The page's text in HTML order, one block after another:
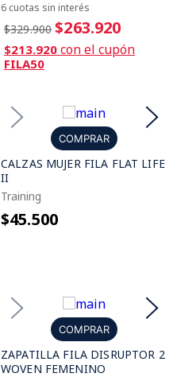
6 cuotas sin interés
$329.900 $263.920
$213.920 con el cupón
FILA50
COMPRAR
CALZAS MUJER FILA FLAT LIFE
II
Training
$45.500
COMPRAR
ZAPATILLA FILA DISRUPTOR 2
WOVEN FEMENINO